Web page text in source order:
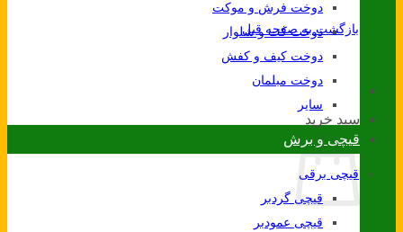
بازگشت به صفحه قبل
سبد خرید
دوخت فرش و موکت
دوخت کت و شلوار
دوخت کیف و کفش
دوخت مبلمان
سایر
قیچی و برش
قیچی برقی
قیچی گردبر
قیچی عمودبر